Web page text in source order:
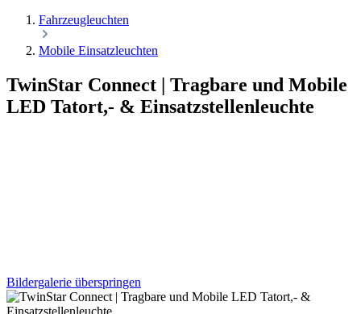
Fahrzeugleuchten
Mobile Einsatzleuchten
TwinStar Connect | Tragbare und Mobile
LED Tatort,- & Einsatzstellenleuchte
Bildergalerie überspringen